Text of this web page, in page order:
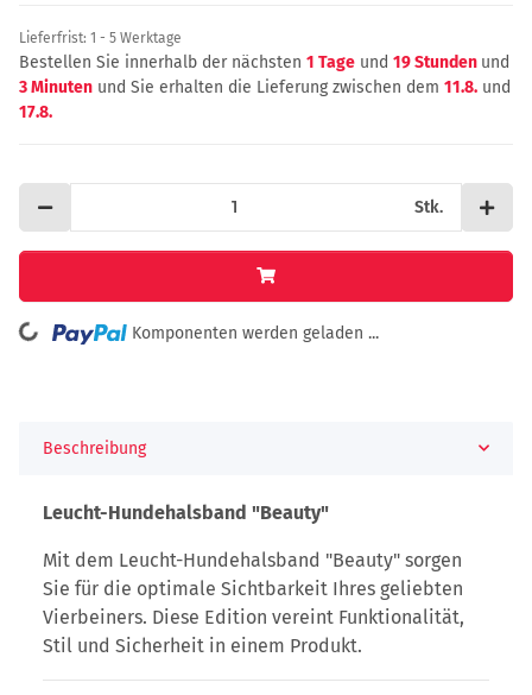
Lieferfrist: 1 - 5 Werktage
Bestellen Sie innerhalb der nächsten 1 Tage und 19 Stunden und
3 Minuten und Sie erhalten die Lieferung zwischen dem 11.8. und
17.8.
Stk.
Komponenten werden geladen ...
Beschreibung
Leucht-Hundehalsband "Beauty"
Mit dem Leucht-Hundehalsband "Beauty" sorgen
Sie für die optimale Sichtbarkeit Ihres geliebten
Vierbeiners. Diese Edition vereint Funktionalität,
Stil und Sicherheit in einem Produkt.